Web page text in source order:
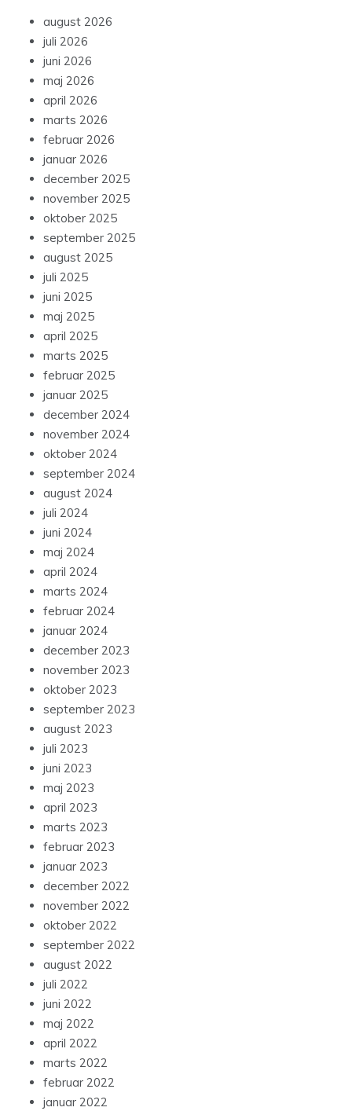
august 2026
juli 2026
juni 2026
maj 2026
april 2026
marts 2026
februar 2026
januar 2026
december 2025
november 2025
oktober 2025
september 2025
august 2025
juli 2025
juni 2025
maj 2025
april 2025
marts 2025
februar 2025
januar 2025
december 2024
november 2024
oktober 2024
september 2024
august 2024
juli 2024
juni 2024
maj 2024
april 2024
marts 2024
februar 2024
januar 2024
december 2023
november 2023
oktober 2023
september 2023
august 2023
juli 2023
juni 2023
maj 2023
april 2023
marts 2023
februar 2023
januar 2023
december 2022
november 2022
oktober 2022
september 2022
august 2022
juli 2022
juni 2022
maj 2022
april 2022
marts 2022
februar 2022
januar 2022